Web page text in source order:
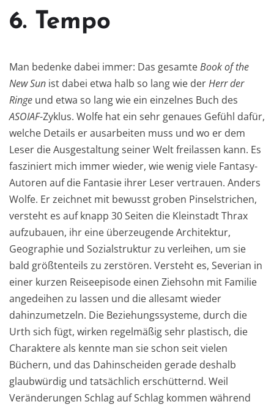
6. Tempo
Man bedenke dabei immer: Das gesamteBook of the
New Sun ist dabei etwa halb so lang wie derHerr der
Ringe und etwa so lang wie ein einzelnes Buch des
ASOIAF-Zyklus. Wolfe hat ein sehr genaues Gefühl dafür,
welche Details er ausarbeiten muss und wo er dem
Leser die Ausgestaltung seiner Welt freilassen kann. Es
fasziniert mich immer wieder, wie wenig viele Fantasy-
Autoren auf die Fantasie ihrer Leser vertrauen. Anders
Wolfe. Er zeichnet mit bewusst groben Pinselstrichen,
versteht es auf knapp 30 Seiten die Kleinstadt Thrax
aufzubauen, ihr eine überzeugende Architektur,
Geographie und Sozialstruktur zu verleihen, um sie
bald größtenteils zu zerstören. Versteht es, Severian in
einer kurzen Reiseepisode einen Ziehsohn mit Familie
angedeihen zu lassen und die allesamt wieder
dahinzumetzeln. Die Beziehungssysteme, durch die
Urth sich fügt, wirken regelmäßig sehr plastisch, die
Charaktere als kennte man sie schon seit vielen
Büchern, und das Dahinscheiden gerade deshalb
glaubwürdig und tatsächlich erschütternd. Weil
Veränderungen Schlag auf Schlag kommen während